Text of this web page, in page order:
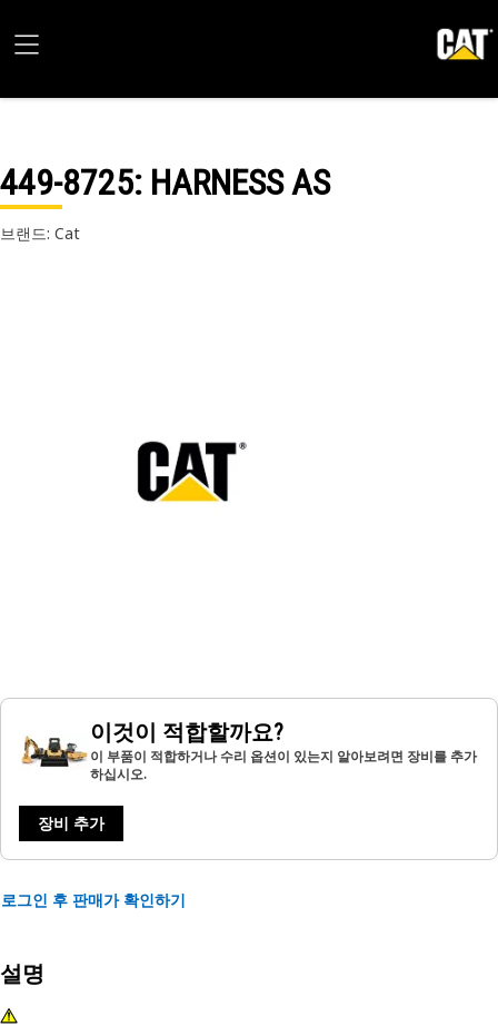
449-8725: HARNESS AS
브랜드: Cat
이것이 적합할까요?
이 부품이 적합하거나 수리 옵션이 있는지 알아보려면 장비를 추가
하십시오.
장비 추가
로그인 후 판매가 확인하기
설명